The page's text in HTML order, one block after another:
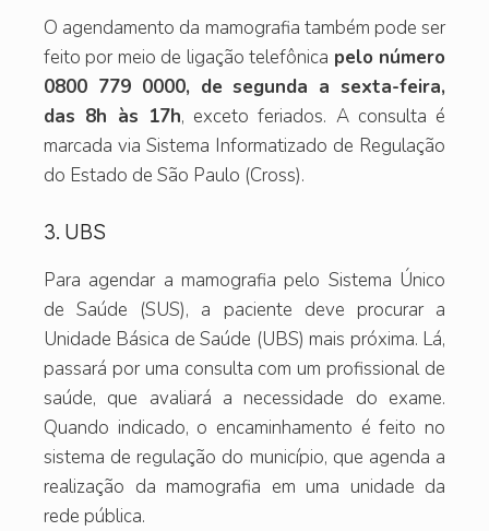
O agendamento da mamografia também pode ser
feito por meio de ligação telefônica pelo número
0800 779 0000, de segunda a sexta-feira,
das 8h às 17h, exceto feriados. A consulta é
marcada via Sistema Informatizado de Regulação
do Estado de São Paulo (Cross).
3. UBS
Para agendar a mamografia pelo Sistema Único
de Saúde (SUS), a paciente deve procurar a
Unidade Básica de Saúde (UBS) mais próxima. Lá,
passará por uma consulta com um profissional de
saúde, que avaliará a necessidade do exame.
Quando indicado, o encaminhamento é feito no
sistema de regulação do município, que agenda a
realização da mamografia em uma unidade da
rede pública.